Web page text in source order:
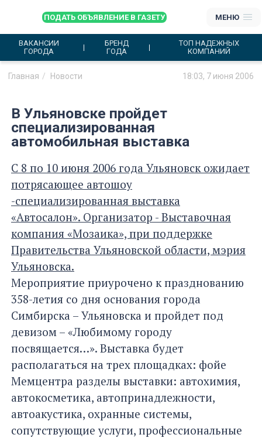
ПОДАТЬ ОБЪЯВЛЕНИЕ В ГАЗЕТУ МЕНЮ
ВАКАНСИИ
ГОРОДА
БРЕНД
ГОДА
ТОП НАДЕЖНЫХ
КОМПАНИЙ
Главная Новости 18:03, 7 июня 2006
В Ульяновске пройдет
специализированная
автомобильная выставка
С 8 по 10 июня 2006 года Ульяновск ожидает
потрясающее автошоу
-специализированная выставка
«Автосалон». Организатор - Выставочная
компания «Мозаика», при поддержке
Правительства Ульяновской области, мэрия
Ульяновска.
Мероприятие приурочено к празднованию
358-летия со дня основания города
Симбирска – Ульяновска и пройдет под
девизом – «Любимому городу
посвящается…». Выставка будет
располагаться на трех площадках: фойе
Мемцентра разделы выставки: автохимия,
автокосметика, автопринадлежности,
автоакустика, охранные системы,
сопутствующие услуги, профессиональные